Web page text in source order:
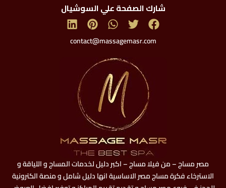
شارك الصفحة علي السوشيال
contact@massagemasr.com
مصر مساج – من فيلا مساج – اكبر دليل لخدمات المساج و اللياقة و
الاسترخاء فكرة مساج مصر الاساسية انها دليل شامل و منصة الكترونية